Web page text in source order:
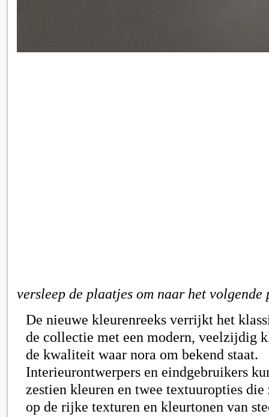
versleep de plaatjes om naar het
De nieuwe kleurenreeks verrijkt het
de collectie met een modern, veelzijdig
de kwaliteit waar nora om bekend staat.
Interieurontwerpers en eindgebruikers
zestien kleuren en twee textuuropties
op de rijke texturen en kleurtonen van